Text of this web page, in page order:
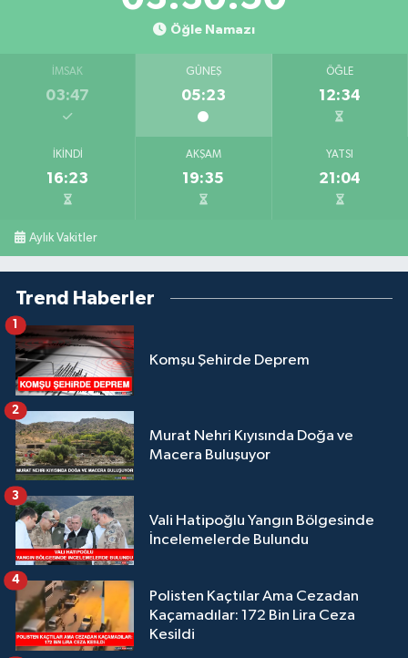
Öğle Namazı
İMSAK
03:47
GÜNEŞ
05:23
ÖĞLE
12:34
İKINDI
16:23
AKŞAM
19:35
YATSI
21:04
Aylık Vakitler
Trend Haberler
Komşu Şehirde Deprem
Murat Nehri Kıyısında Doğa ve
Macera Buluşuyor
2
Vali Hatipoğlu Yangın Bölgesinde
İncelemelerde Bulundu
3
Polisten Kaçtılar Ama Cezadan
Kaçamadılar: 172 Bin Lira Ceza
Kesildi
4